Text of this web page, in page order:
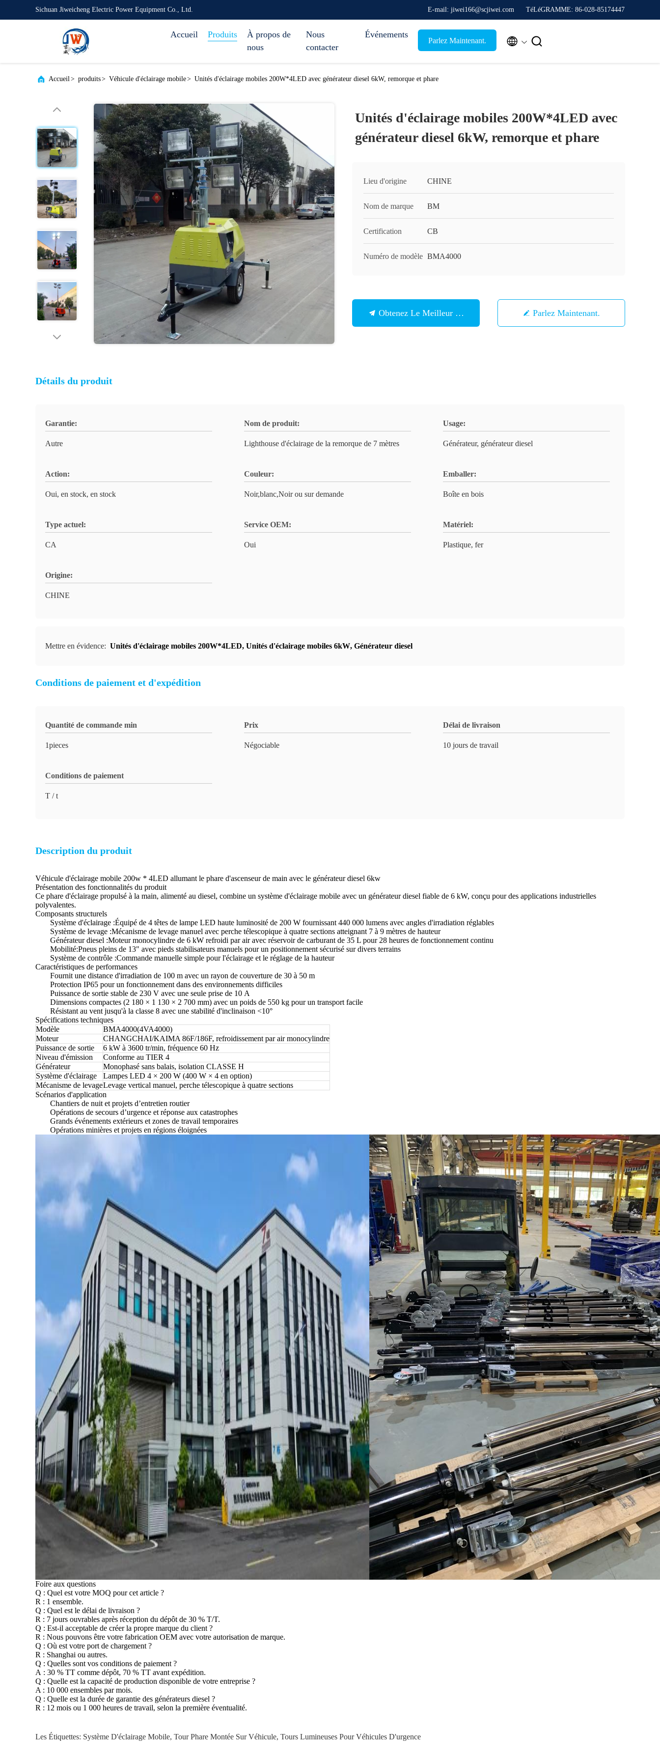
Sichuan Jiweicheng Electric Power Equipment Co., Ltd. E-mail: jiwei166@scjiwei.com TéLéGRAMME: 86-028-85174447
Accueil Produits
À propos de
nous
Nous
contacter
Événements
Parlez Maintenant.  
Accueil> produits> Véhicule d'éclairage mobile> Unités d'éclairage mobiles 200W*4LED avec générateur diesel 6kW, remorque et phare
Unités d'éclairage mobiles 200W*4LED avec
générateur diesel 6kW, remorque et phare
Lieu d'origine CHINE
Nom de marque BM
Certification CB
Numéro de modèle BMA4000
Obtenez Le Meilleur Prix Parlez Maintenant.
Détails du produit
Garantie:
Autre
Nom de produit:
Lighthouse d'éclairage de la remorque de 7 mètres
Usage:
Générateur, générateur diesel
Action:
Oui, en stock, en stock
Couleur:
Noir,blanc,Noir ou sur demande
Emballer:
Boîte en bois
Type actuel:
CA
Service OEM:
Oui
Matériel:
Plastique, fer
Origine:
CHINE
Mettre en évidence: Unités d'éclairage mobiles 200W*4LED, Unités d'éclairage mobiles 6kW, Générateur diesel
Conditions de paiement et d'expédition
Quantité de commande min
1pieces
Prix
Négociable
Délai de livraison
10 jours de travail
Conditions de paiement
T / t
Description du produit
Véhicule d'éclairage mobile 200w * 4LED allumant le phare d'ascenseur de main avec le générateur diesel 6kw
Présentation des fonctionnalités du produit
Ce phare d'éclairage propulsé à la main, alimenté au diesel, combine un système d'éclairage mobile avec un générateur diesel fiable de 6 kW, conçu pour des applications industrielles
polyvalentes.
Composants structurels
Système d'éclairage :Équipé de 4 têtes de lampe LED haute luminosité de 200 W fournissant 440 000 lumens avec angles d'irradiation réglables
Système de levage :Mécanisme de levage manuel avec perche télescopique à quatre sections atteignant 7 à 9 mètres de hauteur
Générateur diesel :Moteur monocylindre de 6 kW refroidi par air avec réservoir de carburant de 35 L pour 28 heures de fonctionnement continu
Mobilité:Pneus pleins de 13" avec pieds stabilisateurs manuels pour un positionnement sécurisé sur divers terrains
Système de contrôle :Commande manuelle simple pour l'éclairage et le réglage de la hauteur
Caractéristiques de performances
Fournit une distance d'irradiation de 100 m avec un rayon de couverture de 30 à 50 m
Protection IP65 pour un fonctionnement dans des environnements difficiles
Puissance de sortie stable de 230 V avec une seule prise de 10 A
Dimensions compactes (2 180 × 1 130 × 2 700 mm) avec un poids de 550 kg pour un transport facile
Résistant au vent jusqu'à la classe 8 avec une stabilité d'inclinaison <10°
Spécifications techniques
Modèle
BMA4000(4VA4000)
Moteur
CHANGCHAI/KAIMA 86F/186F, refroidissement par air monocylindre
Puissance de sortie
6 kW à 3600 tr/min, fréquence 60 Hz
Niveau d'émission
Conforme au TIER 4
Générateur
Monophasé sans balais, isolation CLASSE H
Système d'éclairage
Lampes LED 4 × 200 W (400 W × 4 en option)
Mécanisme de levageLevage vertical manuel, perche télescopique à quatre sections
Scénarios d'application
Chantiers de nuit et projets d’entretien routier
Opérations de secours d’urgence et réponse aux catastrophes
Grands événements extérieurs et zones de travail temporaires
Opérations minières et projets en régions éloignées
Foire aux questions
Q : Quel est votre MOQ pour cet article ?
R : 1 ensemble.
Q : Quel est le délai de livraison ?
R : 7 jours ouvrables après réception du dépôt de 30 % T/T.
Q : Est-il acceptable de créer la propre marque du client ?
R : Nous pouvons être votre fabrication OEM avec votre autorisation de marque.
Q : Où est votre port de chargement ?
R : Shanghai ou autres.
Q : Quelles sont vos conditions de paiement ?
A : 30 % TT comme dépôt, 70 % TT avant expédition.
Q : Quelle est la capacité de production disponible de votre entreprise ?
A : 10 000 ensembles par mois.
Q : Quelle est la durée de garantie des générateurs diesel ?
R : 12 mois ou 1 000 heures de travail, selon la première éventualité.
Les Étiquettes: Système D'éclairage Mobile, Tour Phare Montée Sur Véhicule, Tours Lumineuses Pour Véhicules D'urgence